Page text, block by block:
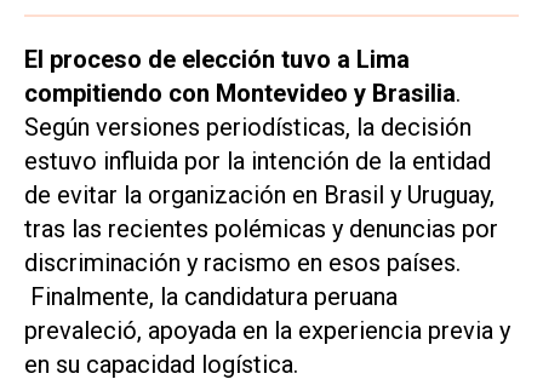
El proceso de elección tuvo a Lima
compitiendo con Montevideo y Brasilia.
Según versiones periodísticas, la decisión
estuvo influida por la intención de la entidad
de evitar la organización en Brasil y Uruguay,
tras las recientes polémicas y denuncias por
discriminación y racismo en esos países.
Finalmente, la candidatura peruana
prevaleció, apoyada en la experiencia previa y
en su capacidad logística.